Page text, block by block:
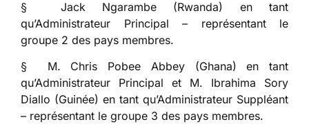
§ Jack Ngarambe (Rwanda) en tant
qu’Administrateur Principal – représentant le
groupe 2 des pays membres.
§ M. Chris Pobee Abbey (Ghana) en tant
qu’Administrateur Principal et M. Ibrahima Sory
Diallo (Guinée) en tant qu’Administrateur Suppléant
– représentant le groupe 3 des pays membres.